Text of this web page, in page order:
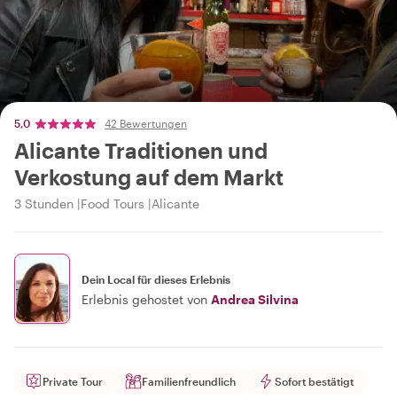
5,0 42 Bewertungen
Alicante Traditionen und
Verkostung auf dem Markt
3 Stunden Food Tours Alicante
Dein Local für dieses Erlebnis
Erlebnis gehostet von Andrea Silvina
Private Tour Familienfreundlich Sofort bestätigt